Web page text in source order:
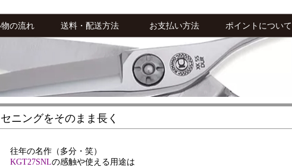
の流れ 送料・配送方法 お支払い方法 ポイントについて
セニングをそのまま長く
往年の名作（多分・笑）
KGT27SNLの感触や使える用途は